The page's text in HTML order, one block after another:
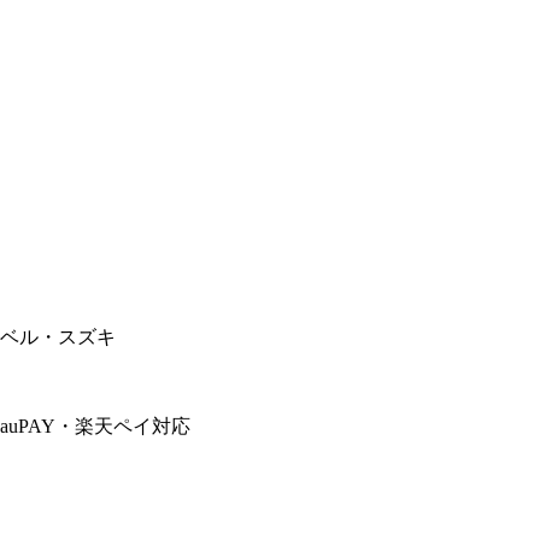
ル・スズキ
auPAY ・ 楽天ペイ対応